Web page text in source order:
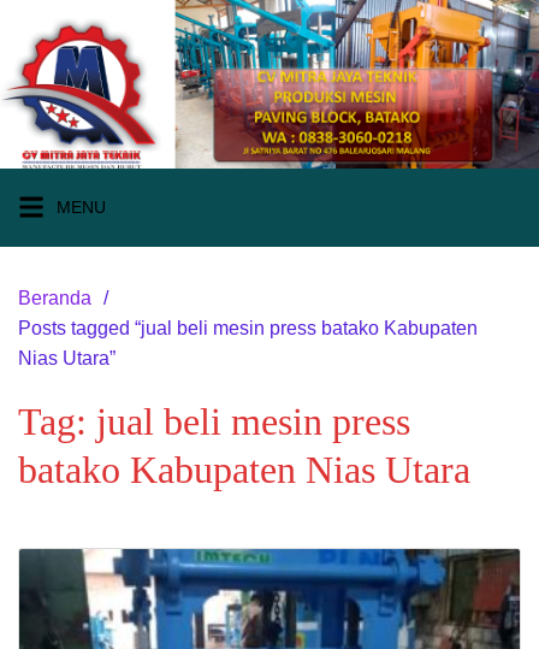
konten
MENU
Beranda
Posts tagged “jual beli mesin press batako Kabupaten
Nias Utara”
Tag: jual beli mesin press
batako Kabupaten Nias Utara